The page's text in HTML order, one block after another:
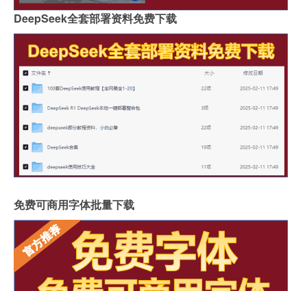
DeepSeek全套部署资料免费下载
免费可商用字体批量下载